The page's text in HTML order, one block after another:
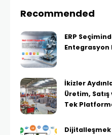
Recommended
ERP
Entegrasyon
İkizler
Üretim,
Tek
Dijitalleşmek